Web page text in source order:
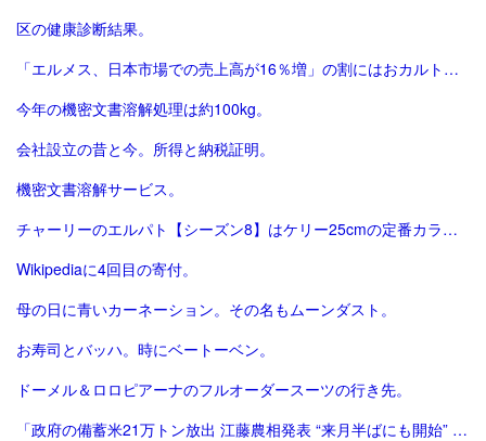
区の健康診断結果。
「エルメス、日本市場での売上高が16％増」の割にはおカルト系（笑）は減った気がする。
今年の機密文書溶解処理は約100kg。
会社設立の昔と今。所得と納税証明。
機密文書溶解サービス。
チャーリーのエルパト【シーズン8】はケリー25cmの定番カラーで終了。
Wikipediaに4回目の寄付。
母の日に青いカーネーション。その名もムーンダスト。
お寿司とバッハ。時にベートーベン。
ドーメル＆ロロピアーナのフルオーダースーツの行き先。
「政府の備蓄米21万トン放出 江藤農相発表 “来月半ばにも開始” | NHK | 農林水産省」